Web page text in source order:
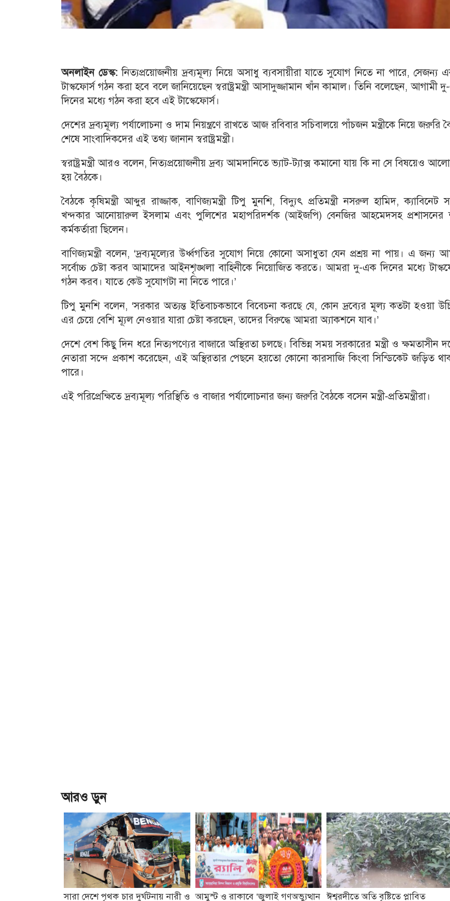
অনলাইন ডেস্ক:নিত্যপ্রয়োজনীয় দ্রব্যমূল্য নিয়ে অসাধু ব্যবসায়ীরা যাতে সুযোগ নিতে না পারে, সেজন্য
টাস্কফোর্স গঠন করা হবে বলে জানিয়েছেন স্বরাষ্ট্রমন্ত্রী আসাদুজ্জামান খাঁন কামাল। তিনি বলেছেন, আগামী
দিনের মধ্যে গঠন করা হবে এই টাস্কেফোর্স।
দেশের দ্রব্যমূল্য পর্যালোচনা ও দাম নিয়ন্ত্রণে রাখতে আজ রবিবার সচিবালয়ে পাঁচজন মন্ত্রীকে নিয়ে জরুরি
শেষে সাংবাদিকদের এই তথ্য জানান স্বরাষ্ট্রমন্ত্রী।
স্বরাষ্ট্রমন্ত্রী আরও বলেন, নিত্যপ্রয়োজনীয় দ্রব্য আমদানিতে ভ্যাট-ট্যাক্স কমানো যায় কি না সে বিষয়েও
হয় বৈঠকে।
বৈঠকে কৃষিমন্ত্রী আব্দুর রাজ্জাক, বাণিজ্যমন্ত্রী টিপু মুনশি, বিদ্যুৎ প্রতিমন্ত্রী নসরুল হামিদ, ক্যাবিনেট
খন্দকার আনোয়ারুল ইসলাম এবং পুলিশের মহাপরিদর্শক (আইজপি) বেনজির আহমেদসহ প্রশাসনের
কর্মকর্তারা ছিলেন।
বাণিজ্যমন্ত্রী বলেন, ‘দ্রব্যমূল্যের উর্ধ্বগতির সুযোগ নিয়ে কোনো অসাধুতা যেন প্রশ্রয় না পায়। এ জন্য
সর্বোচ্চ চেষ্টা করব আমাদের আইনশৃঙ্খলা বাহিনীকে নিয়োজিত করতে। আমরা দু-এক দিনের মধ্যে
গঠন করব। যাতে কেউ সুযোগটা না নিতে পারে।’
টিপু মুনশি বলেন, ‘সরকার অত্যন্ত ইতিবাচকভাবে বিবেচনা করছে যে, কোন দ্রব্যের মূল্য কতটা হওয়া
এর চেয়ে বেশি ম্যূল নেওয়ার যারা চেষ্টা করছেন, তাদের বিরুদ্ধে আমরা অ্যাকশনে যাব।’
দেশে বেশ কিছু দিন ধরে নিত্যপণ্যের বাজারে অস্থিরতা চলছে। বিভিন্ন সময় সরকারের মন্ত্রী ও ক্ষমতাসীন
নেতারা সন্দে প্রকাশ করেছেন, এই অস্থিরতার পেছনে হয়তো কোনো কারসাজি কিংবা সিন্ডিকেট জড়িত
পারে।
এই পরিপ্রেক্ষিতে দ্রব্যমূল্য পরিস্থিতি ও বাজার পর্যালোচনার জন্য জরুরি বৈঠকে বসেন মন্ত্রী-প্রতিমন্ত্রীরা।
আরও ড়ুন
সারা দেশে পৃথক চার দুর্ঘটনায় নারী ও আমুস্ট ও রাকাবে ‘জুলাই গণঅভ্যুত্থান ঈশ্বরদীতে অতি বৃষ্টিতে প্লাবিত